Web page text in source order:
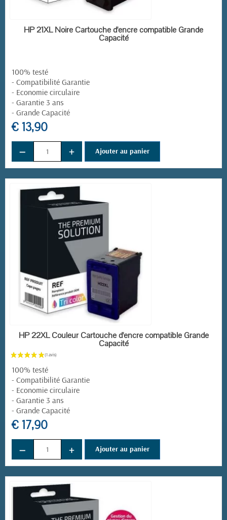
EN STOCK
HP 21XL Noire Cartouche d'encre compatible Grande
Capacité
100% testé
- Compatibilité Garantie
- Economie circulaire
- Garantie 3 ans
- Grande Capacité
€ 13,90
− + Ajouter au panier
EN STOCK
HP 22XL Couleur Cartouche d'encre compatible Grande
Capacité
100% testé
- Compatibilité Garantie
- Economie circulaire
- Garantie 3 ans
- Grande Capacité
€ 17,90
− + Ajouter au panier